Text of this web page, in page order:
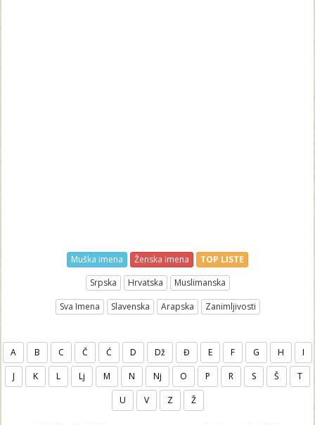
Muška imena Ženska imena
TOP LISTE
Srpska
Hrvatska
Muslimanska
Sva Imena
Slavenska Arapska Zanimljivosti
A B C Č Ć D Dž Đ E F G H
I
J
K L Lj M N Nj O P R S Š
T
U
V Z Ž